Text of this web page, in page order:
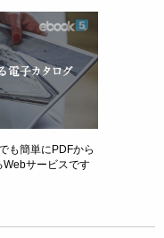
も簡単にPDFから
Webサービスです